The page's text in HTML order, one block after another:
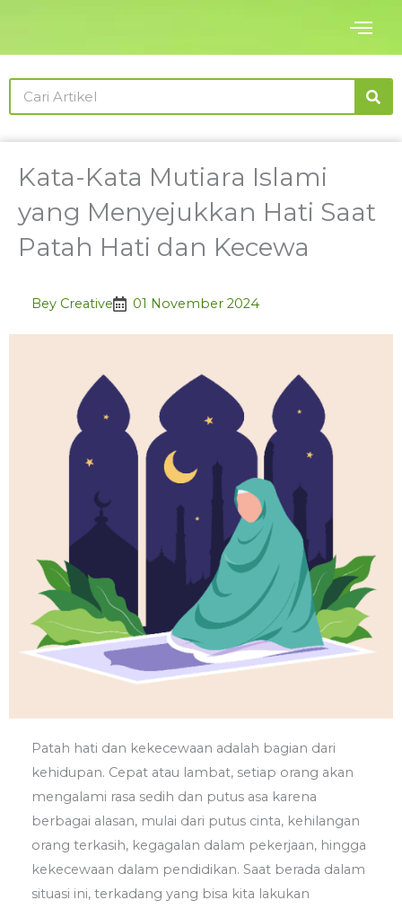
content
Search
Kata-Kata Mutiara Islami
yang Menyejukkan Hati Saat
Patah Hati dan Kecewa
Bey Creative 01 November 2024
Patah hati dan kekecewaan adalah bagian dari
kehidupan. Cepat atau lambat, setiap orang akan
mengalami rasa sedih dan putus asa karena
berbagai alasan, mulai dari putus cinta, kehilangan
orang terkasih, kegagalan dalam pekerjaan, hingga
kekecewaan dalam pendidikan. Saat berada dalam
situasi ini, terkadang yang bisa kita lakukan